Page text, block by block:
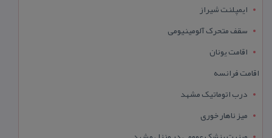
ایمپلنت شیراز
سقف متحرک آلومینیومی
اقامت یونان
اقامت فرانسه
درب اتوماتیک مشهد
میز ناهار خوری